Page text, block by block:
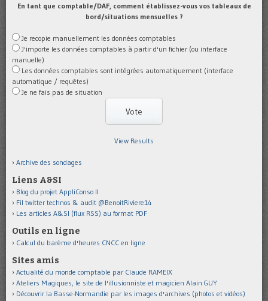
En tant que comptable/DAF, comment établissez-vous vos tableaux de
bord/situations mensuelles ?
Je recopie manuellement les données comptables
J'importe les données comptables à partir d'un fichier (ou interface
manuelle)
Les données comptables sont intégrées automatiquement (interface
automatique / requêtes)
Je ne fais pas de situation
View Results
Archive des sondages
Liens A&SI
Blog du projet AppliConso II
Fil twitter technos & audit @BenoitRiviere14
Les articles A&SI (flux RSS) au format PDF
Outils en ligne
Calcul du barème d'heures CNCC en ligne
Sites amis
Actualité du monde comptable par Claude RAMEIX
Ateliers Magiques, le site de l'illusionniste et magicien Alain GUY
Découvrir la Basse-Normandie par les images d'archives (photos et vidéos)